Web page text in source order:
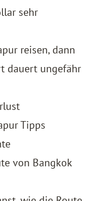
sehr
reisen, dann
dauert ungefähr
Tipps
von Bangkok